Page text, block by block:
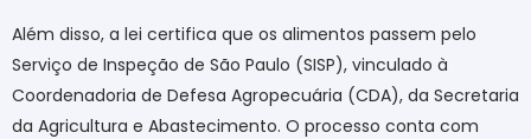
Além disso, a lei certifica que os alimentos passem pelo
Serviço de Inspeção de São Paulo (SISP), vinculado à
Coordenadoria de Defesa Agropecuária (CDA), da Secretaria
da Agricultura e Abastecimento. O processo conta com